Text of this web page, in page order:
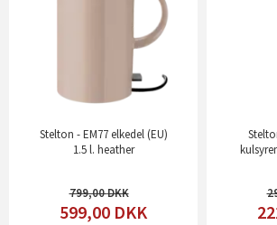
Stelton - EM77 elkedel (EU)
1.5 l. heather
799,00
599,00 DKK